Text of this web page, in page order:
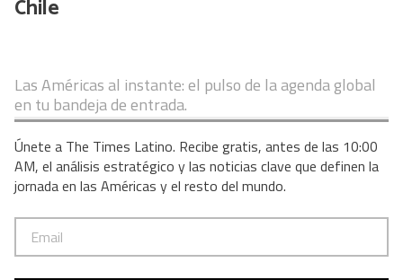
Chile
Las Américas al instante: el pulso de la agenda global
en tu bandeja de entrada.
Únete a The Times Latino. Recibe gratis, antes de las 10:00
AM, el análisis estratégico y las noticias clave que definen la
jornada en las Américas y el resto del mundo.